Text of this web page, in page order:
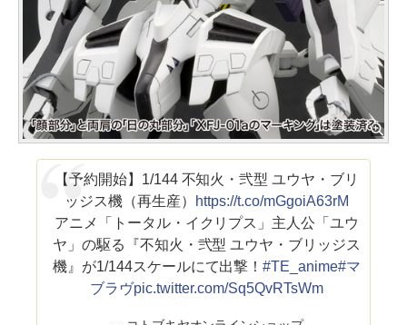
【予約開始】1/144 不知火・弐型 ユウヤ・ブリ
ッジス機（再生産）
https://t.co/mGgoiA63rM
アニメ「トータル・イクリプス」主人公「ユウ
ヤ」の駆る『不知火・弐型 ユウヤ・ブリッジス
機』が1/144スケールにて出撃！#TE_anime#マ
ブラヴpic.twitter.com/Sq5QvRTsWm